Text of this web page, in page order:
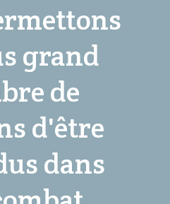
grand
de
d'être
dans